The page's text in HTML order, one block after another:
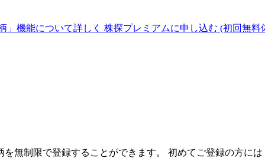
」機能について詳しく 株探プレミアムに申し込む (初回無料
無制限で登録することができます。 初めてご登録の方に